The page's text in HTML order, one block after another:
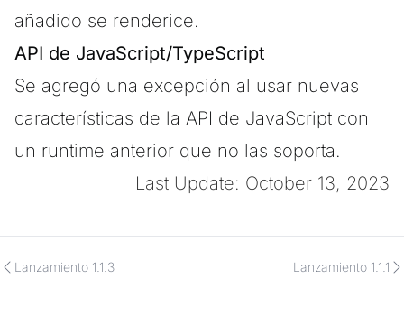
añadido se renderice.
API de JavaScript/TypeScript
Se agregó una excepción al usar nuevas
características de la API de JavaScript con
un runtime anterior que no las soporta.
Last Update: October 13, 2023
Lanzamiento 1.1.3 Lanzamiento 1.1.1